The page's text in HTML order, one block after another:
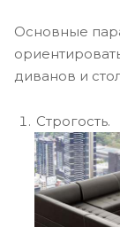
Основные
диванов и
Строгость.